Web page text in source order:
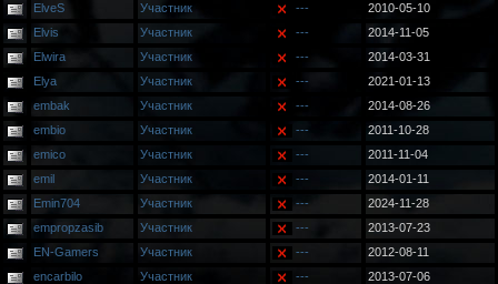
ElveS Участник ---
2010-05-10
Elvis
Участник ---
2014-11-05
Elwira
Участник ---
2014-03-31
Elya
Участник ---
2021-01-13
embak
Участник ---
2014-08-26
embio
Участник ---
2011-10-28
emico
Участник ---
2011-11-04
emil
Участник ---
2014-01-11
Emin704
Участник ---
2024-11-28
empropzasib
Участник ---
2013-07-23
EN-Gamers
Участник ---
2012-08-11
encarbilo
Участник ---
2013-07-06